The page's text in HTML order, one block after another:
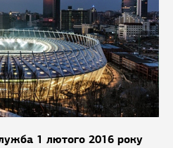
1 лютого 2016 року